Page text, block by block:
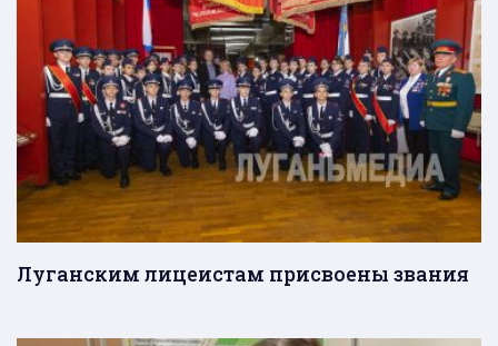
Луганским лицеистам присвоены звания